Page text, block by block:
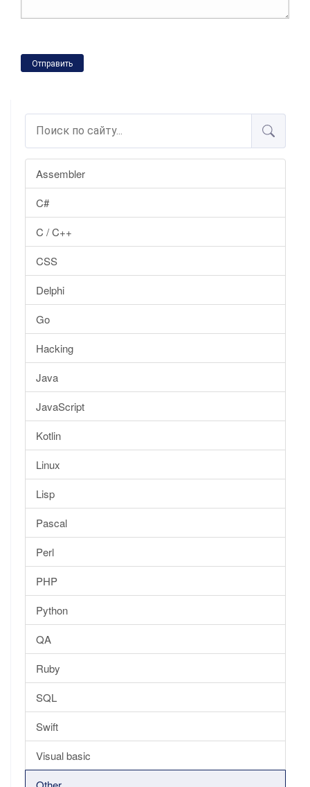
Assembler
C#
C / C++
CSS
Delphi
Go
Hacking
Java
JavaScript
Kotlin
Linux
Lisp
Pascal
Perl
PHP
Python
QA
Ruby
SQL
Swift
Visual basic
Отправить